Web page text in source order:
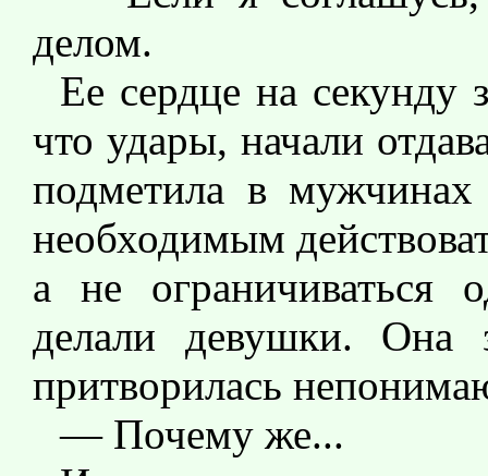
делом.
Ее сердце на секунду
что удары, начали
подметила в мужчинах
необходимым
а не ограничиваться
делали девушки.
притворилась
— Почему же...